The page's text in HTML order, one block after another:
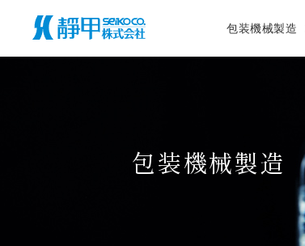
包装機械製造
包装機械製造